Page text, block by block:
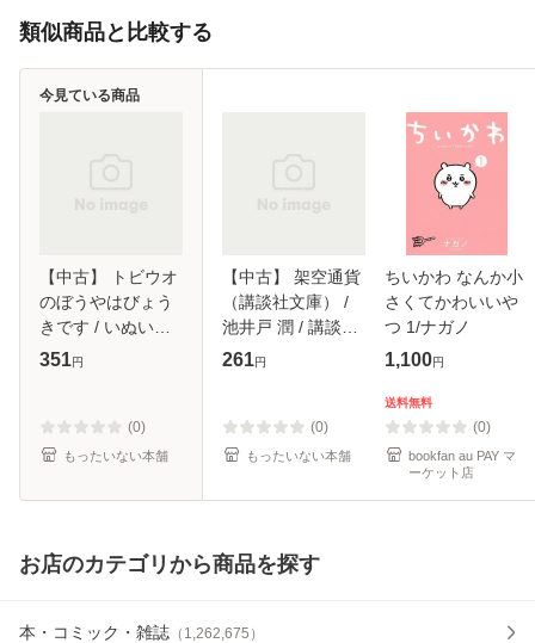
類似商品と比較する
【中古】 トビウオ
のぼうやはびょう
きです / いぬいと
みこ、津田櫓冬 /
送料無料】
351円
(0)
もったいない本舗
今見ている商品
【中古】 架空通貨
（講談社文庫） /
池井戸 潤 / 講談社
[文庫]【メール便送
261円
(0)
もったいない本舗
ちいかわ なんか小
さくてかわいいや
つ 1/ナガノ
1,100円
送料無料
(0)
bookfan au PAY マ
ーケット店
お店のカテゴリから商品を探す
本・コミック・雑誌 （ 1,262,675 ）